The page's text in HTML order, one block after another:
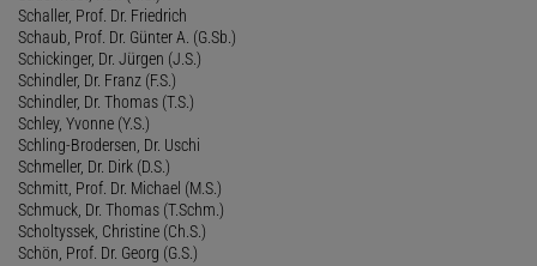
Schaller, Prof. Dr. Friedrich
Schaub, Prof. Dr. Günter A. (G.Sb.)
Schickinger, Dr. Jürgen (J.S.)
Schindler, Dr. Franz (F.S.)
Schindler, Dr. Thomas (T.S.)
Schley, Yvonne (Y.S.)
Schling-Brodersen, Dr. Uschi
Schmeller, Dr. Dirk (D.S.)
Schmitt, Prof. Dr. Michael (M.S.)
Schmuck, Dr. Thomas (T.Schm.)
Scholtyssek, Christine (Ch.S.)
Schön, Prof. Dr. Georg (G.S.)